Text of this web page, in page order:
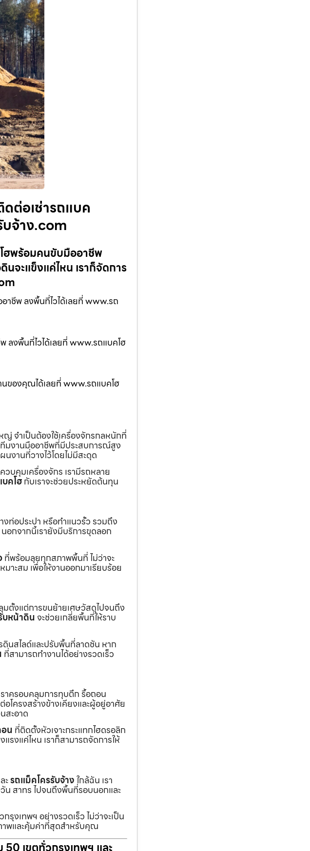
ต่อเช่ารถแบค
จ้าง.com
ฮพร้อมคนขับมืออาชีพ
จะแข็งแค่ไหน เราก็จัดการ
าชีพ ลงพื้นที่ไวได้เลยที่ www.รถ
ลงพื้นที่ไวได้เลยที่ www.รถแบคโฮ
ของคุณได้เลยที่ www.รถแบคโฮ
ญ่ จำเป็นต้องใช้เครื่องจักรกลหนักที่
มงานมืออาชีพที่มีประสบการณ์สูง
งานที่วางไว้โดยไม่มีสะดุด
บคุมเครื่องจักร เรามีรถหลาย
บคโฮกับเราจะช่วยประหยัดต้นทุน
ท่อประปา หรือทำแนวรั้ว รวมถึง
อกจากนี้เรายังมีบริการขุดลอก
ที่พร้อมลุยทุกสภาพพื้นที่ ไม่ว่าจะ
าะสม เพื่อให้งานออกมาเรียบร้อย
มตั้งแต่การขนย้ายเศษวัสดุไปจนถึง
บหน้าดินจะช่วยเกลี่ยพื้นที่ให้ราบ
นสไลด์และปรับพื้นที่ลาดชัน หาก
ที่สามารถทำงานได้อย่างรวดเร็ว
ราครอบคลุมการทุบตึก รื้อถอน
อโครงสร้างข้างเคียงและผู้อยู่อาศัย
สะอาด
น ที่ติดตั้งหัวเจาะกระแทกไฮดรอลิก
รงแค่ไหน เราก็สามารถจัดการให้
ะรถแม็คโครรับจ้างใกล้ฉัน เรา
น สาทร ไปจนถึงพื้นที่รอบนอกและ
รุงเทพฯ อย่างรวดเร็ว ไม่ว่าจะเป็น
าพและคุ้มค่าที่สุดสำหรับคุณ